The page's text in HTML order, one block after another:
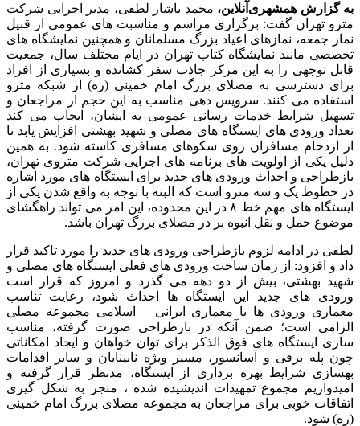
به گزارش همشهری‌آنلاین، محمد یاشار لطفی، مدیر اجرایی شرکت
مترو تهران گفت: برگزاری مراسم و مناسبت های عمومی از قبیل
نماز جمعه، نمازهای اعیاد بزرگ مسلمانان و همچنین نمایشگاه های
تخصصی مانند نمایشگاه کتاب تهران در ایام مختلف سال، جمعیت
قابل توجهی را به این مرکز جاذب سفر کشانده و بسیاری از افراد
برای دسترسی به مصلای بزرگ امام خمینی (ره) از شبکه مترو
استفاده می کنند. سرویس دهی مناسب به این حجم از مراجعان و
تسهیل شرایط خدمات رسانی عمومی به ایشان، ایجاب می کند
تعداد ورودی های ایستگاه های مصلی و شهید بهشتی افزایش یابد تا
از ازدحام مسافران روی سکوهای مسافری کاسته شود. به همین
دلیل یکی از اولویت های برنامه های اجرایی شرکت متروی تهران،
بازطراحی و احداث ورودی های جدید برای ایستگاه های مورد اشاره
در خطوط یک و سه مترو است که البته با توجه به واقع شدن یکی از
ایستگاه های مهم خط ۸ در این محدوده، این امر می تواند راهگشای
موضوع حمل و نقل انبوه بر در مصلای بزرگ تهران باشد.
لطفی در ادامه لزوم بازطراحی ورودی های جدید را مورد تاکید قرار
داد و افزود: از زمان ساخت ورودی های فعلی ایستگاه های مصلی و
شهید بهشتی، بیش از دو دهه می گذرد و امروز که قرار است
ورودی های جدید این ایستگاه ها احداث شود، رعایت تناسب
معماری ورودی ها با معماری ایرانی – اسلامی مجموعه مصلی
الزامی است؛ ضمن آنکه در بازطراحی صورت گرفته، مناسب
سازی ایستگاه های فوق الذکر برای توان خواهان و ایجاد امکاناتی
چون پله برقی و آسانسور، مسیر ویژه نابینایان و سایر اقدامات
بهسازی شرایط بهره برداری از ایستگاه، مدنظر قرار گرفته و
امیدواریم مجموع تمهیدات اندیشیده شده ، منجر به شکل گیری
اتفاقات خوبی برای مراجعان به مجموعه مصلای بزرگ امام خمینی
(ره) شود.